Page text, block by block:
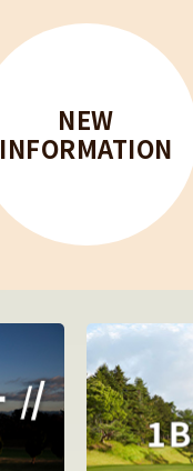
NEW
INFORMATION